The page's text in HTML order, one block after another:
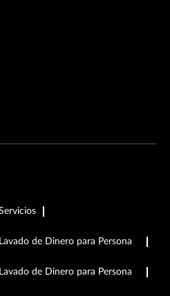
de Dinero para Persona
de Dinero para Persona